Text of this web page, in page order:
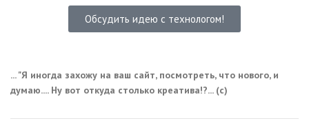
Обсудить идею с технологом!
... "Я иногда захожу на ваш сайт, посмотреть, что нового, и
думаю.... Ну вот откуда столько креатива!?... (с)